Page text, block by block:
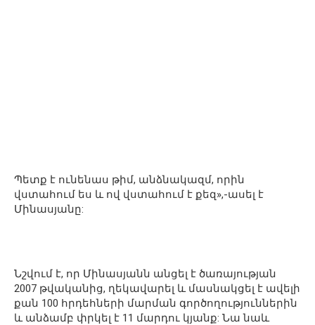
Պետք է ունենաս թիմ, անձնակազմ, որին
վստահում ես և ով վստահում է քեզ»,-ասել է
Մինասյանը:
Նշվում է, որ Մինասյանն անցել է ծառայության
2007 թվականից, ղեկավարել և մասնակցել է ավելի
քան 100 հրդեհների մարման գործողություններին
և անձամբ փրկել է 11 մարդու կյանք: Նա նաև